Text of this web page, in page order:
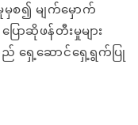
စ၍ မျက်မှောက်
ာဆိုဖန်တီးမှုများ
ရှေ့ဆောင်ရှေ့ရွက်ပြု